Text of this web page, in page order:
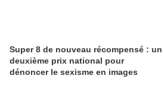
Super 8 de nouveau récompensé : un
deuxième prix national pour
dénoncer le sexisme en images